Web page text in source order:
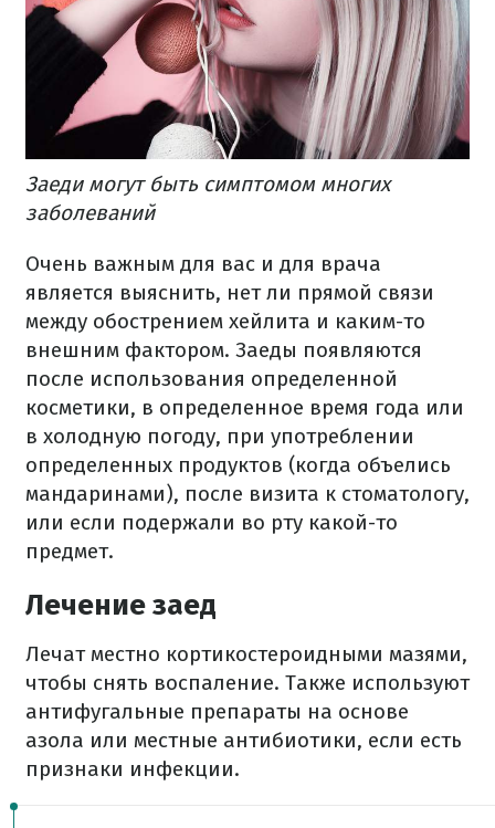
Заеди могут быть симптомом многих
заболеваний
Очень важным для вас и для врача
является выяснить, нет ли прямой связи
между обострением хейлита и каким-то
внешним фактором. Заеды появляются
после использования определенной
косметики, в определенное время года или
в холодную погоду, при употреблении
определенных продуктов (когда объелись
мандаринами), после визита к стоматологу,
или если подержали во рту какой-то
предмет.
Лечение заед
Лечат местно кортикостероидными мазями,
чтобы снять воспаление. Также используют
антифугальные препараты на основе
азола или местные антибиотики, если есть
признаки инфекции.